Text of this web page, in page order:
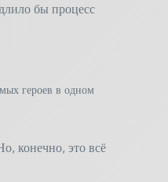
бы процесс
героев в одном
конечно, это всё